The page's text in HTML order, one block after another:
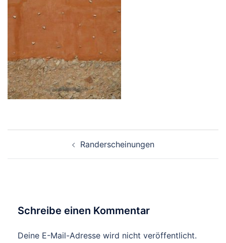
Randerscheinungen
Schreibe einen Kommentar
Deine E-Mail-Adresse wird nicht veröffentlicht.